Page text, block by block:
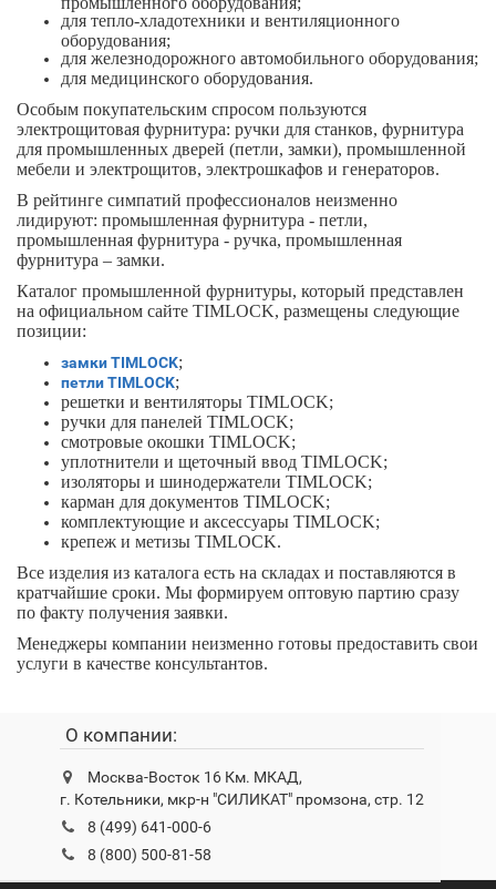
для тепло-хладотехники и вентиляционного
оборудования;
для железнодорожного автомобильного оборудования;
для медицинского оборудования.
Особым покупательским спросом пользуются
электрощитовая фурнитура: ручки для станков, фурнитура
для промышленных дверей (петли, замки), промышленной
мебели и электрощитов, электрошкафов и генераторов.
В рейтинге симпатий профессионалов неизменно
лидируют: промышленная фурнитура - петли,
промышленная фурнитура - ручка, промышленная
фурнитура – замки.
Каталог промышленной фурнитуры, который представлен
на официальном сайте TIMLOCK, размещены следующие
позиции:
замки TIMLOCK;
петли TIMLOCK;
решетки и вентиляторы TIMLOCK;
ручки для панелей TIMLOCK;
смотровые окошки TIMLOCK;
уплотнители и щеточный ввод TIMLOCK;
изоляторы и шинодержатели TIMLOCK;
карман для документов TIMLOCK;
комплектующие и аксессуары TIMLOCK;
крепеж и метизы TIMLOCK.
Все изделия из каталога есть на складах и поставляются в
кратчайшие сроки. Мы формируем оптовую партию сразу
по факту получения заявки.
Менеджеры компании неизменно готовы предоставить свои
услуги в качестве консультантов.
О компании:
Москва-Восток 16 Км. МКАД,
г. Котельники, мкр-н "СИЛИКАТ" промзона, стр. 12
8 (499) 641-000-6
8 (800) 500-81-58